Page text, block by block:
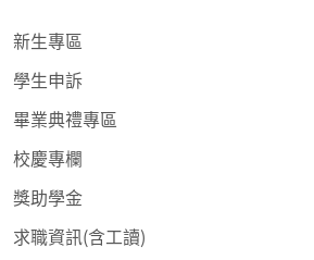
新生專區
學生申訴
畢業典禮專區
校慶專欄
獎助學金
求職資訊(含工讀)